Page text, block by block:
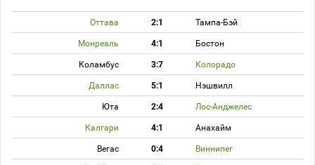
Оттава 2:1 Тампа-Бэй
Монреаль 4:1 Бостон
Коламбус 3:7 Колорадо
Даллас 5:1 Нэшвилл
Юта 2:4 Лос-Анджелес
Калгари 4:1 Анахайм
Вегас 0:4 Виннипег